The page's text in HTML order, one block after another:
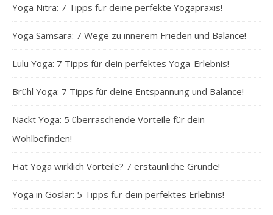
Yoga Nitra: 7 Tipps für deine perfekte Yogapraxis!
Yoga Samsara: 7 Wege zu innerem Frieden und Balance!
Lulu Yoga: 7 Tipps für dein perfektes Yoga-Erlebnis!
Brühl Yoga: 7 Tipps für deine Entspannung und Balance!
Nackt Yoga: 5 überraschende Vorteile für dein
Wohlbefinden!
Hat Yoga wirklich Vorteile? 7 erstaunliche Gründe!
Yoga in Goslar: 5 Tipps für dein perfektes Erlebnis!